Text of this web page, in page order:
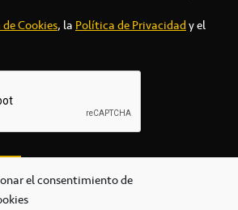
el consentimiento de
Cookies, laPolítica de Privacidady el